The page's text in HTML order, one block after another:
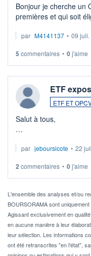
Bonjour je cherche un
premières et qui soit
par M4141137 • 09 juil.
5 commentaires • 0j'aime
ETF
ETF ET
Salut à tous,
via un ETF plutôt que
Idéalement, je voudrais
Pour l' ...
par jeboursicote • 22
2 commentaires • 0j'aime
L'ensemble des analyses et/ou
BOURSORAMA sont
Agissant exclusivement en
en aucune manière à leur
leur sélection. Les informations
ont été retranscrites "en l'état",